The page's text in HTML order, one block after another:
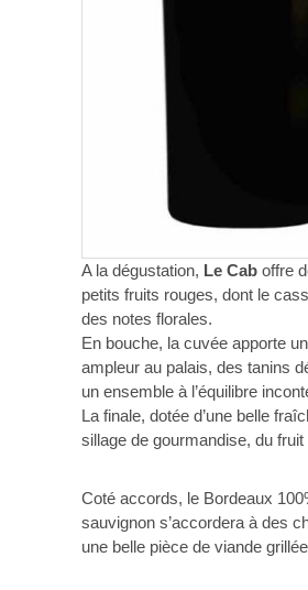
A la dégustation, Le Cab offre
petits fruits rouges, dont le
des notes florales.
En bouche, la cuvée apporte
ampleur au palais, des tanins
un ensemble à l’équilibre
La finale, dotée d’une belle
sillage de gourmandise, du fruit
Coté accords, le Bordeaux
sauvignon s’accordera à des
une belle pièce de viande